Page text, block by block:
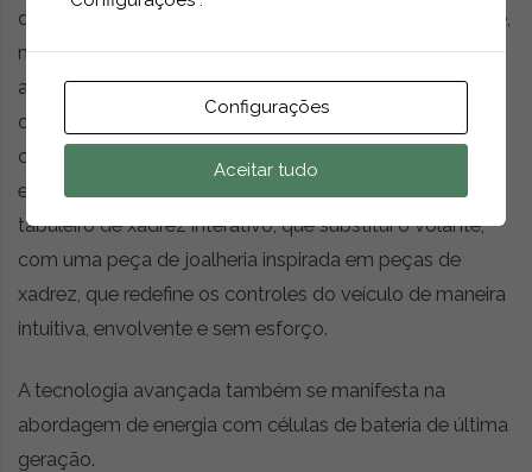
design elegante, mas também uma integração eficiente,
maximizando o espaço interior da cabine. Essa
abordagem não convencional cria oportunidades para
os designers da Lincoln explorarem novas formas de
criar uma experiência única para os passageiros. Um
exemplo notável disso é a consola central com um
tabuleiro de xadrez interativo, que substitui o volante,
com uma peça de joalheria inspirada em peças de
xadrez, que redefine os controles do veículo de maneira
intuitiva, envolvente e sem esforço.
A tecnologia avançada também se manifesta na
abordagem de energia com células de bateria de última
geração.
Configurações
Aceitar tudo